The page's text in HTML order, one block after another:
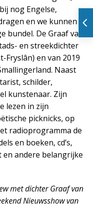
nog Engelse,
en we kunnen
De Graaf van
en streekdichter
Fryslân) en van 2019
Naast
schilder,
kunstenaar. Zijn
lezen in zijn
picknicks, op
radioprogramma de
en boeken, cd’s,
en andere belangrijke
met dichter Graaf van
Nieuwsshow van